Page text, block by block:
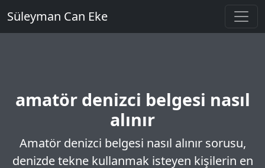
Süleyman Can Eke
amatör denizci belgesi nasıl
alınır
Amatör denizci belgesi nasıl alınır sorusu,
denizde tekne kullanmak isteyen kişilerin en